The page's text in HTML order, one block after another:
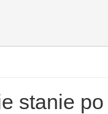
stanie